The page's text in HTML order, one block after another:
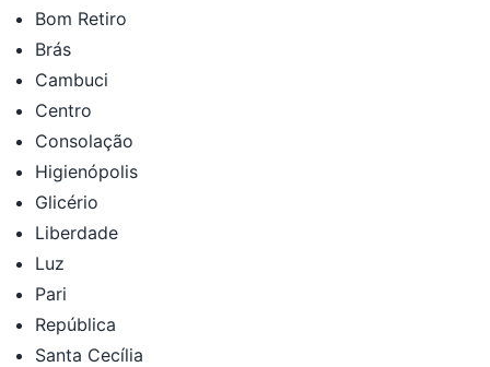
Bom Retiro
Brás
Cambuci
Centro
Consolação
Higienópolis
Glicério
Liberdade
Luz
Pari
República
Santa Cecília